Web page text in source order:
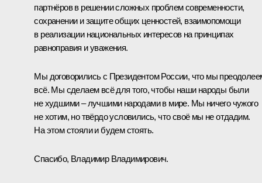
партнёров в решении сложных проблем современности,
сохранении и защите общих ценностей, взаимопомощи
в реализации национальных интересов на принципах
равноправия и уважения.
Мы договорились с Президентом России, что мы
всё. Мы сделаем всё для того, чтобы наши народы были
не худшими – лучшими народами в мире. Мы ничего чужого
не хотим, но твёрдо условились, что своё мы не отдадим.
На этом стояли и будем стоять.
Спасибо, Владимир Владимирович.